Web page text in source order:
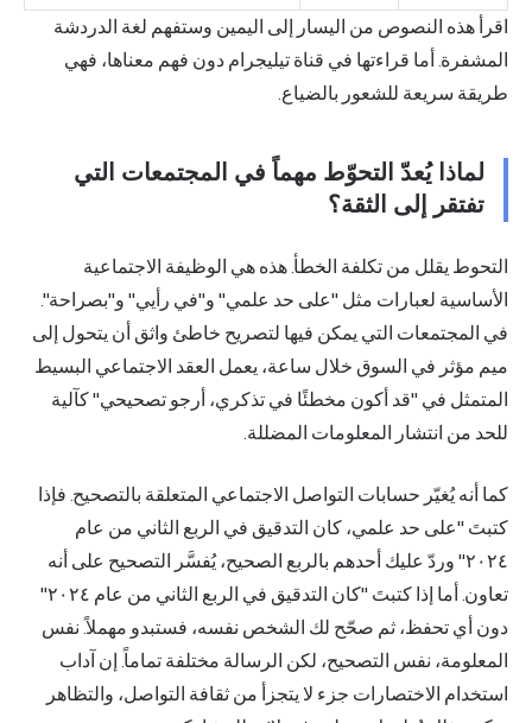
اقرأ هذه النصوص من اليسار إلى اليمين وستفهم لغة الدردشة
المشفرة. أما قراءتها في قناة تيليجرام دون فهم معناها، فهي
طريقة سريعة للشعور بالضياع.
لماذا يُعدّ التحوّط مهماً في المجتمعات التي
تفتقر إلى الثقة؟
التحوط يقلل من تكلفة الخطأ. هذه هي الوظيفة الاجتماعية
الأساسية لعبارات مثل "على حد علمي" و"في رأيي" و"بصراحة".
في المجتمعات التي يمكن فيها لتصريح خاطئ واثق أن يتحول إلى
ميم مؤثر في السوق خلال ساعة، يعمل العقد الاجتماعي البسيط
المتمثل في "قد أكون مخطئًا في تذكري، أرجو تصحيحي" كآلية
للحد من انتشار المعلومات المضللة.
كما أنه يُغيّر حسابات التواصل الاجتماعي المتعلقة بالتصحيح. فإذا
كتبتَ "على حد علمي، كان التدقيق في الربع الثاني من عام
٢٠٢٤" وردّ عليك أحدهم بالربع الصحيح، يُفسَّر التصحيح على أنه
تعاون. أما إذا كتبتَ "كان التدقيق في الربع الثاني من عام ٢٠٢٤"
دون أي تحفظ، ثم صحّح لك الشخص نفسه، فستبدو مهملاً. نفس
المعلومة، نفس التصحيح، لكن الرسالة مختلفة تماماً. إن آداب
استخدام الاختصارات جزء لا يتجزأ من ثقافة التواصل، والتظاهر